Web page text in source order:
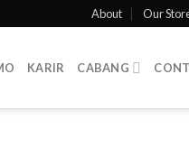
About Our
KARIR CABANG